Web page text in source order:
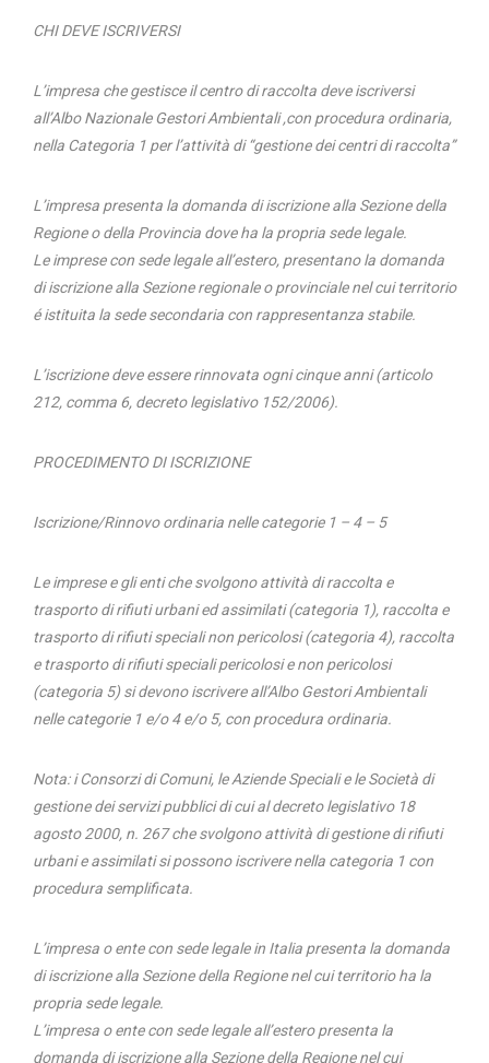
CHI DEVE ISCRIVERSI
L’impresa che gestisce il centro di raccolta deve iscriversi
all’Albo Nazionale Gestori Ambientali ,con procedura ordinaria,
nella Categoria 1 per l’attività di “gestione dei centri di raccolta”
L’impresa presenta la domanda di iscrizione alla Sezione della
Regione o della Provincia dove ha la propria sede legale.
Le imprese con sede legale all’estero, presentano la domanda
di iscrizione alla Sezione regionale o provinciale nel cui territorio
é istituita la sede secondaria con rappresentanza stabile.
L’iscrizione deve essere rinnovata ogni cinque anni (articolo
212, comma 6, decreto legislativo 152/2006).
PROCEDIMENTO DI ISCRIZIONE
Iscrizione/Rinnovo ordinaria nelle categorie 1 – 4 – 5
Le imprese e gli enti che svolgono attività di raccolta e
trasporto di rifiuti urbani ed assimilati (categoria 1), raccolta e
trasporto di rifiuti speciali non pericolosi (categoria 4), raccolta
e trasporto di rifiuti speciali pericolosi e non pericolosi
(categoria 5) si devono iscrivere all’Albo Gestori Ambientali
nelle categorie 1 e/o 4 e/o 5, con procedura ordinaria.
Nota: i Consorzi di Comuni, le Aziende Speciali e le Società di
gestione dei servizi pubblici di cui al decreto legislativo 18
agosto 2000, n. 267 che svolgono attività di gestione di rifiuti
urbani e assimilati si possono iscrivere nella categoria 1 con
procedura semplificata.
L’impresa o ente con sede legale in Italia presenta la domanda
di iscrizione alla Sezione della Regione nel cui territorio ha la
propria sede legale.
L’impresa o ente con sede legale all’estero presenta la
domanda di iscrizione alla Sezione della Regione nel cui